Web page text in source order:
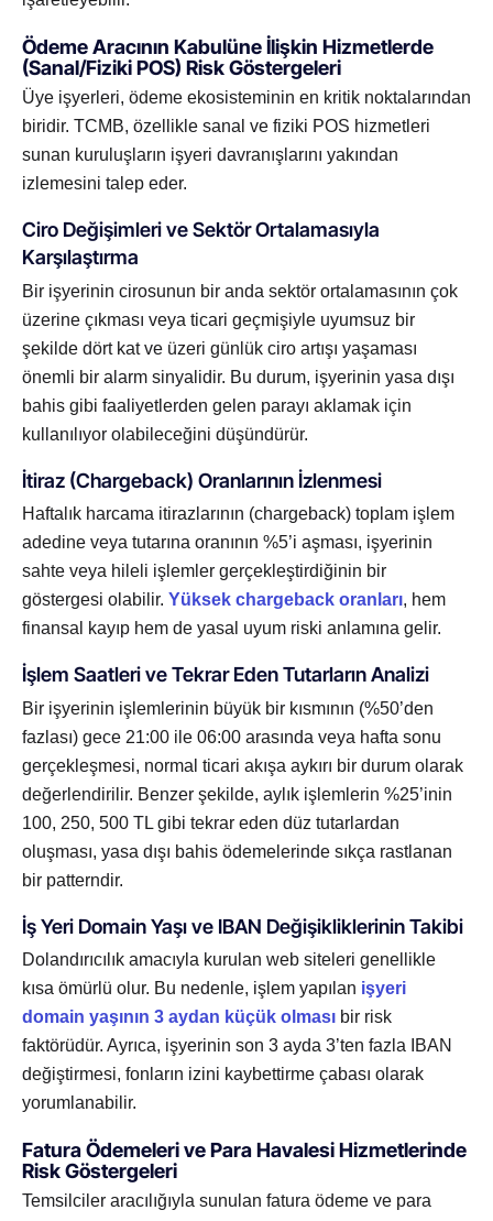
Ödeme Aracının Kabulüne İlişkin Hizmetlerde
(Sanal/Fiziki POS) Risk Göstergeleri
Üye işyerleri, ödeme ekosisteminin en kritik noktalarından
biridir. TCMB, özellikle sanal ve fiziki POS hizmetleri
sunan kuruluşların işyeri davranışlarını yakından
izlemesini talep eder.
Ciro Değişimleri ve Sektör Ortalamasıyla
Karşılaştırma
Bir işyerinin cirosunun bir anda sektör ortalamasının çok
üzerine çıkması veya ticari geçmişiyle uyumsuz bir
şekilde dört kat ve üzeri günlük ciro artışı yaşaması
önemli bir alarm sinyalidir. Bu durum, işyerinin yasa dışı
bahis gibi faaliyetlerden gelen parayı aklamak için
kullanılıyor olabileceğini düşündürür.
İtiraz (Chargeback) Oranlarının İzlenmesi
Haftalık harcama itirazlarının (chargeback) toplam işlem
adedine veya tutarına oranının %5’i aşması, işyerinin
sahte veya hileli işlemler gerçekleştirdiğinin bir
göstergesi olabilir. Yüksek chargeback oranları, hem
finansal kayıp hem de yasal uyum riski anlamına gelir.
İşlem Saatleri ve Tekrar Eden Tutarların Analizi
Bir işyerinin işlemlerinin büyük bir kısmının (%50’den
fazlası) gece 21:00 ile 06:00 arasında veya hafta sonu
gerçekleşmesi, normal ticari akışa aykırı bir durum olarak
değerlendirilir. Benzer şekilde, aylık işlemlerin %25’inin
100, 250, 500 TL gibi tekrar eden düz tutarlardan
oluşması, yasa dışı bahis ödemelerinde sıkça rastlanan
bir patterndir.
İş Yeri Domain Yaşı ve IBAN Değişikliklerinin Takibi
Dolandırıcılık amacıyla kurulan web siteleri genellikle
kısa ömürlü olur. Bu nedenle, işlem yapılan işyeri
domain yaşının 3 aydan küçük olması bir risk
faktörüdür. Ayrıca, işyerinin son 3 ayda 3’ten fazla IBAN
değiştirmesi, fonların izini kaybettirme çabası olarak
yorumlanabilir.
Fatura Ödemeleri ve Para Havalesi Hizmetlerinde
Risk Göstergeleri
Temsilciler aracılığıyla sunulan fatura ödeme ve para